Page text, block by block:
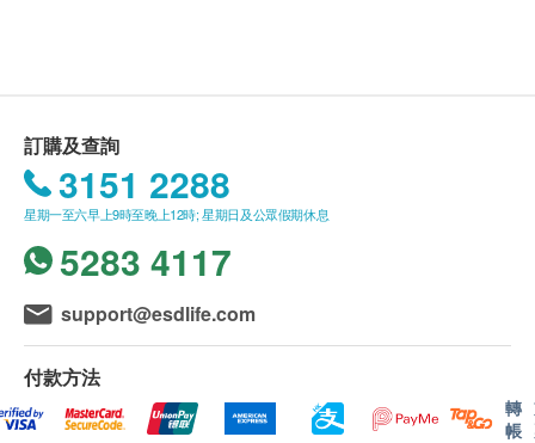
訂購及查詢
3151 2288
星期一至六早上9時至晚上12時; 星期日及公眾假期休息
5283 4117
support@esdlife.com
付款方法
轉
帳